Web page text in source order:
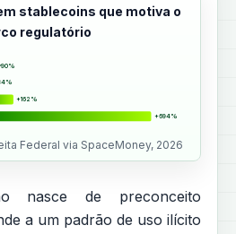
stablecoins que motiva o
regulatório
+162%
+694%
Federal via SpaceMoney, 2026
nasce de preconceito
a um padrão de uso ilícito